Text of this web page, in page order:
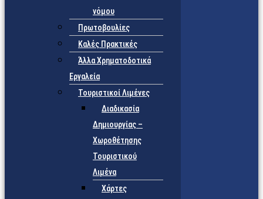
νόμου
Πρωτοβουλίες
Καλές Πρακτικές
Άλλα Χρηματοδοτικά
Εργαλεία
Τουριστικοί Λιμένες
Διαδικασία
Δημιουργίας –
Χωροθέτησης
Τουριστικού
Λιμένα
Χάρτες